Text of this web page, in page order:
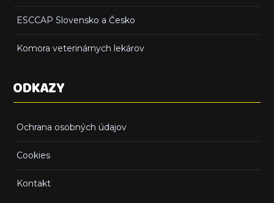
ESCCAP Slovensko a Česko
Komora veterinárnych lekárov
ODKAZY
Ochrana osobných údajov
Cookies
Kontakt